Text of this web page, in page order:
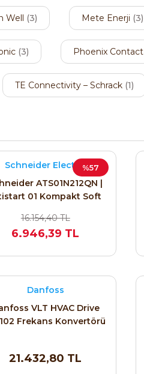
Well (3) Mete Enerji (3)
(3) Phoenix Contact
TE Connectivity – Schrack (1)
%57
Schneider Electric
ATS01N212QN |
01 Kompakt Soft
16.154,40 TL
6.946,39 TL
Danfoss
VLT HVAC Drive
Frekans Konvertörü
21.432,80 TL